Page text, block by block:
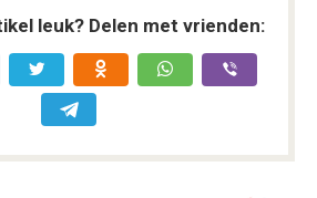
leuk? Delen met vrienden: